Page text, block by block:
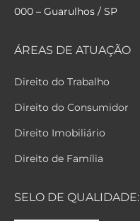
000 – Guarulhos / SP
ÁREAS DE ATUAÇÃO
Direito do Trabalho
Direito do Consumidor
Direito Imobiliário
Direito de Família
SELO DE QUALIDADE: